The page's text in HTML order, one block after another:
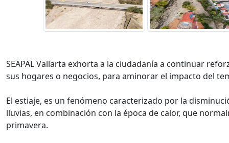
SEAPAL Vallarta exhorta a la ciudadanía a continuar
sus hogares o negocios, para aminorar el impacto del
El estiaje, es un fenómeno caracterizado por la
lluvias, en combinación con la época de calor, que
primavera.